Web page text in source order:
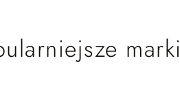
marki